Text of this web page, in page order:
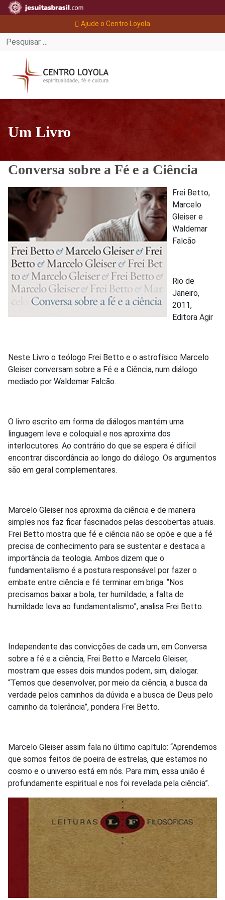
Ajude o Centro Loyola
Um Livro
Conversa sobre a Fé e a Ciência
Frei Betto,
Marcelo
Gleiser e
Waldemar
Falcão
Rio de
Janeiro,
2011,
Editora Agir
Neste Livro o teólogo Frei Betto e o astrofísico Marcelo
Gleiser conversam sobre a Fé e a Ciência, num diálogo
mediado por Waldemar Falcão.
O livro escrito em forma de diálogos mantém uma
linguagem leve e coloquial e nos aproxima dos
interlocutores. Ao contrário do que se espera é difícil
encontrar discordância ao longo do diálogo. Os argumentos
são em geral complementares.
Marcelo Gleiser nos aproxima da ciência e de maneira
simples nos faz ficar fascinados pelas descobertas atuais.
Frei Betto mostra que fé e ciência não se opõe e que a fé
precisa de conhecimento para se sustentar e destaca a
importância da teologia. Ambos dizem que o
fundamentalismo é a postura responsável por fazer o
embate entre ciência e fé terminar em briga. “Nos
precisamos baixar a bola, ter humildade; a falta de
humildade leva ao fundamentalismo”, analisa Frei Betto.
Independente das convicções de cada um, em Conversa
sobre a fé e a ciência, Frei Betto e Marcelo Gleiser,
mostram que esses dois mundos podem, sim, dialogar.
“Temos que desenvolver, por meio da ciência, a busca da
verdade pelos caminhos da dúvida e a busca de Deus pelo
caminho da tolerância”, pondera Frei Betto.
Marcelo Gleiser assim fala no último capítulo: “Aprendemos
que somos feitos de poeira de estrelas, que estamos no
cosmo e o universo está em nós. Para mim, essa união é
profundamente espiritual e nos foi revelada pela ciência”.